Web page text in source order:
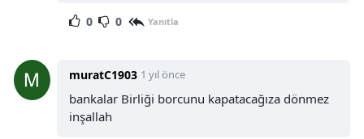
0 0 Yanıtla
muratC1903 1 yıl önce
bankalar Birliği borcunu kapatacağıza dönmez
inşallah